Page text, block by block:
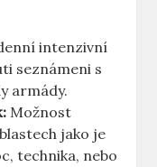
intenzivní
seznámeni s
armády.
Možnost
jako je
technika, nebo